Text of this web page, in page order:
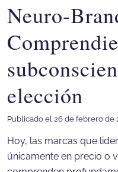
Neuro-
elección
Publicado el 26 de febrero de
Hoy, las marcas que
únicamente en precio o